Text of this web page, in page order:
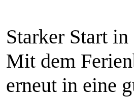
Starker Start
Mit dem
erneut in eine